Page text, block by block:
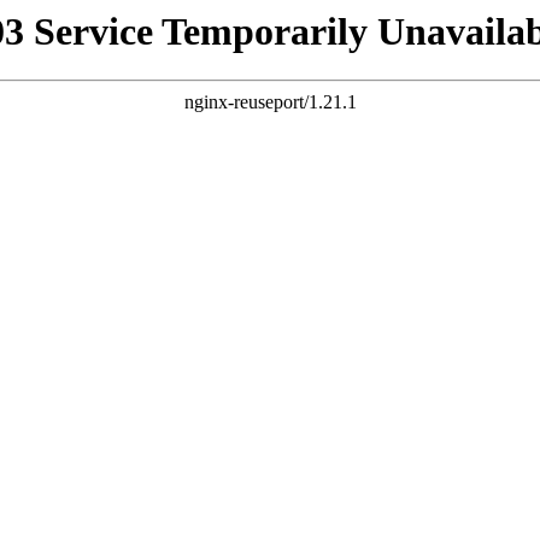
Service Temporarily
nginx-reuseport/1.21.1